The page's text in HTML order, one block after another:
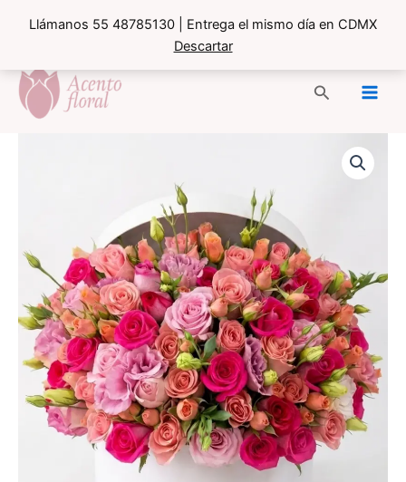
Llámanos 55 48785130 | Entrega el mismo día en CDMX
Descartar
contenido
Buscar